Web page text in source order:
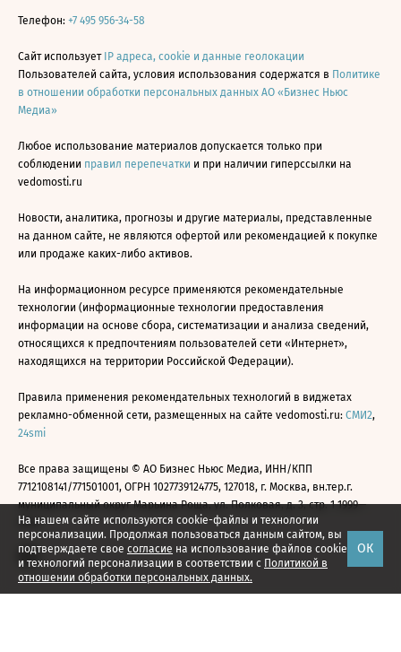
На нашем сайте используются cookie-файлы и технологии
персонализации. Продолжая пользоваться данным сайтом, вы
подтверждаете свое согласие на использование файлов cookie
и технологий персонализации в соответствии с Политикой в
отношении обработки персональных данных.
ОК
Телефон: +7 495 956-34-58
Сайт использует IP адреса, cookie и данные геолокации
Пользователей сайта, условия использования содержатся в Политике
в отношении обработки персональных данных АО «Бизнес Ньюс
Медиа»
Любое использование материалов допускается только при
соблюдении правил перепечатки и при наличии гиперссылки на
vedomosti.ru
Новости, аналитика, прогнозы и другие материалы, представленные
на данном сайте, не являются офертой или рекомендацией к покупке
или продаже каких-либо активов.
На информационном ресурсе применяются рекомендательные
технологии (информационные технологии предоставления
информации на основе сбора, систематизации и анализа сведений,
относящихся к предпочтениям пользователей сети «Интернет»,
находящихся на территории Российской Федерации).
Правила применения рекомендательных технологий в виджетах
рекламно-обменной сети, размещенных на сайте vedomosti.ru: СМИ2,
24smi
Все права защищены © АО Бизнес Ньюс Медиа, ИНН/КПП
7712108141/771501001, ОГРН 1027739124775, 127018, г. Москва, вн.тер.г.
муниципальный округ Марьина Роща, ул. Полковая, д. 3, стр. 1 1999—
2026